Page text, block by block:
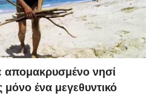
απομακρυσμένο νησί
μόνο ένα μεγεθυντικό